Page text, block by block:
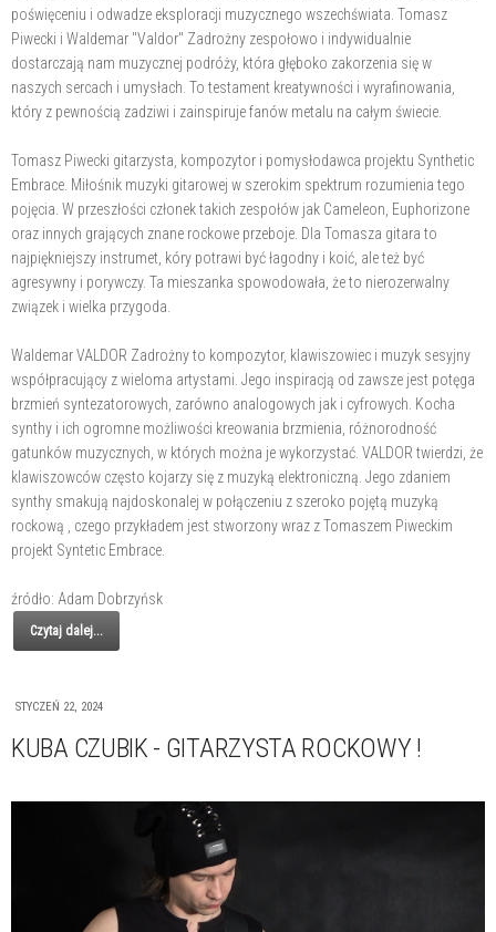
poświęceniu i odwadze eksploracji muzycznego wszechświata. Tomasz
Piwecki i Waldemar "Valdor" Zadrożny zespołowo i indywidualnie
dostarczają nam muzycznej podróży, która głęboko zakorzenia się w
naszych sercach i umysłach. To testament kreatywności i wyrafinowania,
który z pewnością zadziwi i zainspiruje fanów metalu na całym świecie.
Tomasz Piwecki gitarzysta, kompozytor i pomysłodawca projektu Synthetic
Embrace. Miłośnik muzyki gitarowej w szerokim spektrum rozumienia tego
pojęcia. W przeszłości członek takich zespołów jak Cameleon, Euphorizone
oraz innych grających znane rockowe przeboje. Dla Tomasza gitara to
najpiękniejszy instrumet, kóry potrawi być łagodny i koić, ale też być
agresywny i porywczy. Ta mieszanka spowodowała, że to nierozerwalny
związek i wielka przygoda.
Waldemar VALDOR Zadrożny to kompozytor, klawiszowiec i muzyk sesyjny
współpracujący z wieloma artystami. Jego inspiracją od zawsze jest potęga
brzmień syntezatorowych, zarówno analogowych jak i cyfrowych. Kocha
synthy i ich ogromne możliwości kreowania brzmienia, różnorodność
gatunków muzycznych, w których można je wykorzystać. VALDOR twierdzi, że
klawiszowców często kojarzy się z muzyką elektroniczną. Jego zdaniem
synthy smakują najdoskonalej w połączeniu z szeroko pojętą muzyką
rockową , czego przykładem jest stworzony wraz z Tomaszem Piweckim
projekt Syntetic Embrace.
źródło: Adam Dobrzyńsk
Czytaj dalej...
STYCZEŃ 22, 2024
KUBA CZUBIK - GITARZYSTA ROCKOWY !